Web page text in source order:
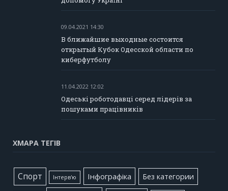
09.04.2021 14:30
В ближайшие выходные состоится
открытый Кубок Одесской области по
киберфутболу
11.04.2022 12:02
Одеські роботодавці серед лідерів за
пошуками працівників
ХМАРА ТЕГІВ
Cпорт Інтерв'ю Інфографіка Без категории